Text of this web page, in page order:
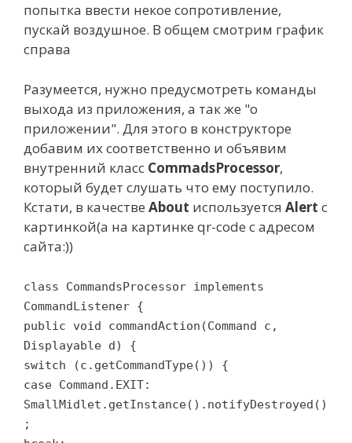
попытка ввести некое сопротивление,
пускай воздушное. В общем смотрим график
справа
Разумеется, нужно предусмотреть команды
выхода из приложения, а так же "о
приложении". Для этого в конструкторе
добавим их соответственно и объявим
внутренний класс CommadsProcessor,
который будет слушать что ему поступило.
Кстати, в качестве About используется Alert с
картинкой(а на картинке qr-code с адресом
сайта:))
class CommandsProcessor implements
CommandListener {
public void commandAction(Command c,
Displayable d) {
switch (c.getCommandType()) {
case Command.EXIT:
SmallMidlet.getInstance().notifyDestroyed()
;